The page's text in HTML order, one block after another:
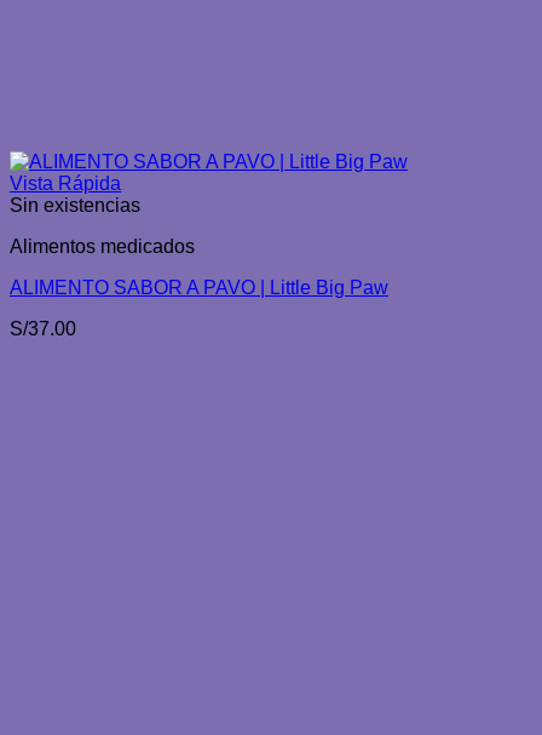
Vista Rápida
Sin existencias
Alimentos medicados
ALIMENTO SABOR A PAVO | Little Big Paw
S/37.00